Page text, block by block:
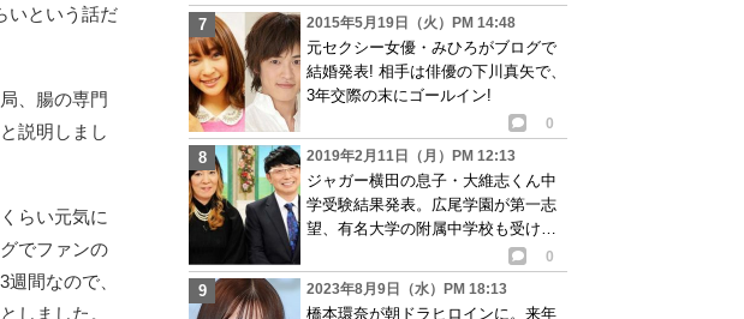
いという話だ
、腸の専門
説明しまし
らい元気に
でファンの
間なので、
しました。
2015年5月19日（火）PM 14:48
元セクシー女優・みひろがブログで
結婚発表! 相手は俳優の下川真矢で、
3年交際の末にゴールイン!
0
2019年2月11日（月）PM 12:13
ジャガー横田の息子・大維志くん中
学受験結果発表。広尾学園が第一志
望、有名大学の附属中学校も受け…
0
2023年8月9日（水）PM 18:13
橋本環奈が朝ドラヒロインに。来年